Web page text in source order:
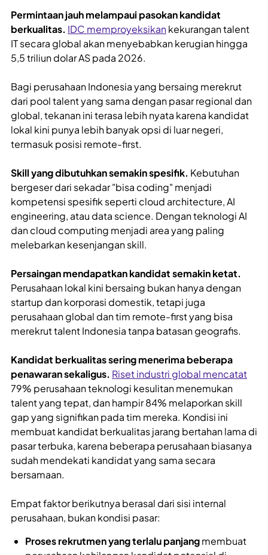
Permintaan jauh melampaui pasokan kandidat
berkualitas. IDC memproyeksikankekurangan talent
IT secara global akan menyebabkan kerugian hingga
5,5 triliun dolar AS pada 2026.
Bagi perusahaan Indonesia yang bersaing merekrut
dari pool talent yang sama dengan pasar regional dan
global, tekanan ini terasa lebih nyata karena kandidat
lokal kini punya lebih banyak opsi di luar negeri,
termasuk posisi remote-first.
Skill yang dibutuhkan semakin spesifik. Kebutuhan
bergeser dari sekadar "bisa coding" menjadi
kompetensi spesifik seperti cloud architecture, AI
engineering, atau data science. Dengan teknologi AI
dan cloud computing menjadi area yang paling
melebarkan kesenjangan skill.
Persaingan mendapatkan kandidat semakin ketat.
Perusahaan lokal kini bersaing bukan hanya dengan
startup dan korporasi domestik, tetapi juga
perusahaan global dan tim remote-first yang bisa
merekrut talent Indonesia tanpa batasan geografis.
Kandidat berkualitas sering menerima beberapa
penawaran sekaligus. Riset industri global mencatat
79% perusahaan teknologi kesulitan menemukan
talent yang tepat, dan hampir 84% melaporkan skill
gap yang signifikan pada tim mereka. Kondisi ini
membuat kandidat berkualitas jarang bertahan lama di
pasar terbuka, karena beberapa perusahaan biasanya
sudah mendekati kandidat yang sama secara
bersamaan.
Empat faktor berikutnya berasal dari sisi internal
perusahaan, bukan kondisi pasar:
Proses rekrutmen yang terlalu panjangmembuat